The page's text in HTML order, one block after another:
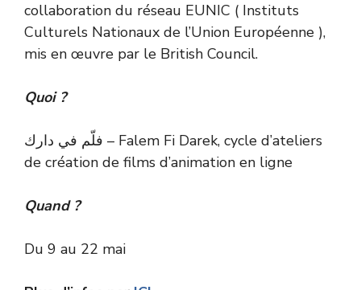
collaboration du réseau EUNIC ( Instituts
Culturels Nationaux de l’Union Européenne ),
mis en œuvre par le British Council.
Quoi ?
فلّم في دارك – Falem Fi Darek, cycle d’ateliers
de création de films d’animation en ligne
Quand ?
Du 9 au 22 mai